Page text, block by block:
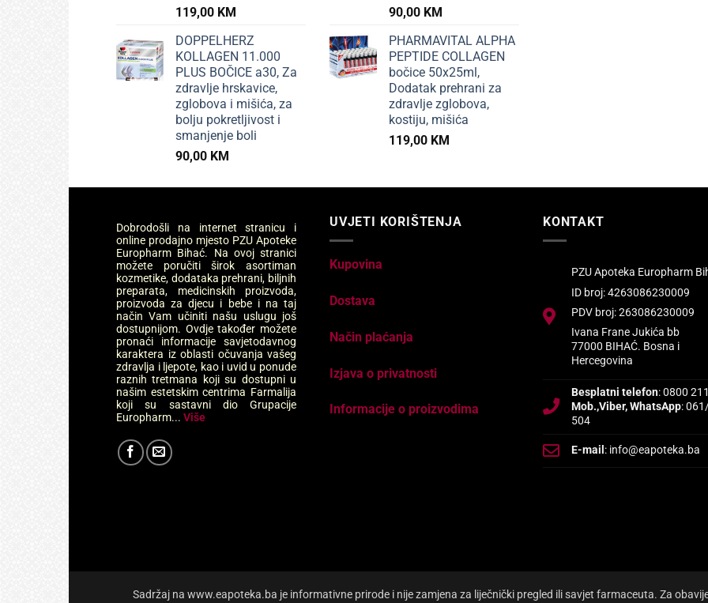
119,00 KM
DOPPELHERZ
KOLLAGEN 11.000
PLUS BOČICE a30, Za
zdravlje hrskavice,
zglobova i mišića, za
bolju pokretljivost i
smanjenje boli
90,00 KM
90,00 KM
PHARMAVITAL ALPHA
PEPTIDE COLLAGEN
bočice 50x25ml,
Dodatak prehrani za
zdravlje zglobova,
kostiju, mišića
119,00 KM
Dobrodošli na internet stranicu i
online prodajno mjesto PZU Apoteke
Europharm Bihać. Na ovoj stranici
možete poručiti širok asortiman
kozmetike, dodataka prehrani, biljnih
preparata, medicinskih proizvoda,
proizvoda za djecu i bebe i na taj
način Vam učiniti našu uslugu još
dostupnijom. Ovdje također možete
pronaći informacije savjetodavnog
karaktera iz oblasti očuvanja vašeg
zdravlja i ljepote, kao i uvid u ponude
raznih tretmana koji su dostupni u
našim estetskim centrima Farmalija
koji su sastavni dio Grupacije
Europharm... Više
UVJETI KORIŠTENJA
Kupovina
Dostava
Način plaćanja
Izjava o privatnosti
Informacije o proizvodima
KONTAKT
PZU Apoteka Europharm
ID broj: 4263086230009
PDV broj: 263086230009
Ivana Frane Jukića bb
77000 BIHAĆ. Bosna i
Hercegovina
Besplatni telefon: 0800
Mob.,Viber, WhatsApp:
504
E-mail : info@eapoteka.ba
Sadržaj na www.eapoteka.ba je informativne prirode i nije zamjena za liječnički pregled ili savjet farmaceuta. Za